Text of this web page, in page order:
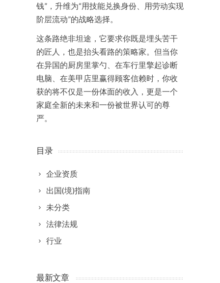
钱”，升维为“用技能兑换身份、用劳动实现
阶层流动”的战略选择。
这条路绝非坦途，它要求你既是埋头苦干
的匠人，也是抬头看路的策略家。但当你
在异国的厨房里掌勺、在车行里擎起诊断
电脑、在美甲店里赢得顾客信赖时，你收
获的将不仅是一份体面的收入，更是一个
家庭全新的未来和一份被世界认可的尊
严。
目录
企业资质
出国(境)指南
未分类
法律法规
行业
最新文章